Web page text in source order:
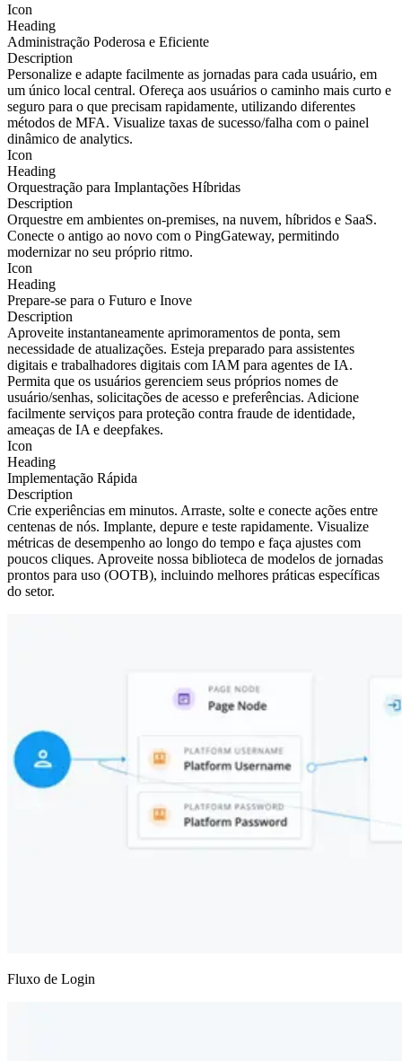
Icon
Heading
Administração Poderosa e Eficiente
Description
Personalize e adapte facilmente as jornadas para cada usuário, em
um único local central. Ofereça aos usuários o caminho mais curto e
seguro para o que precisam rapidamente, utilizando diferentes
métodos de MFA. Visualize taxas de sucesso/falha com o painel
dinâmico de analytics.
Icon
Heading
Orquestração para Implantações Híbridas
Description
Orquestre em ambientes on-premises, na nuvem, híbridos e SaaS.
Conecte o antigo ao novo com o PingGateway, permitindo
modernizar no seu próprio ritmo.
Icon
Heading
Prepare-se para o Futuro e Inove
Description
Aproveite instantaneamente aprimoramentos de ponta, sem
necessidade de atualizações. Esteja preparado para assistentes
digitais e trabalhadores digitais com IAM para agentes de IA.
Permita que os usuários gerenciem seus próprios nomes de
usuário/senhas, solicitações de acesso e preferências. Adicione
facilmente serviços para proteção contra fraude de identidade,
ameaças de IA e deepfakes.
Icon
Heading
Implementação Rápida
Description
Crie experiências em minutos. Arraste, solte e conecte ações entre
centenas de nós. Implante, depure e teste rapidamente. Visualize
métricas de desempenho ao longo do tempo e faça ajustes com
poucos cliques. Aproveite nossa biblioteca de modelos de jornadas
prontos para uso (OOTB), incluindo melhores práticas específicas
do setor.
Fluxo de Login